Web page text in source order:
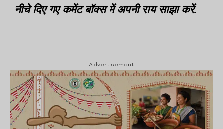
नीचे दिए गए कमेंट बॉक्स में अपनी राय साझा करें.
Advertisement